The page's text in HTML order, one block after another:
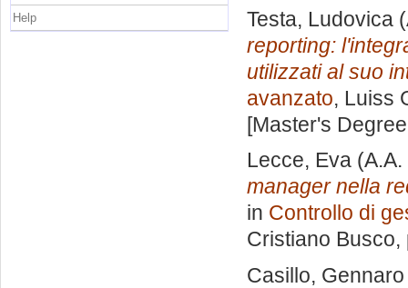
Testa, Ludovica
reporting:
utilizzati al suo
avanzato, Luiss
[Master's
Lecce, Eva
manager nella
in Controllo di
Cristiano Busco,
Casillo, Gennaro
Help